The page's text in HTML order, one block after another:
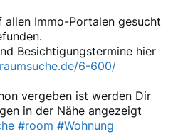
allen Immo-Portalen gesucht
Besichtigungstermine hier
6-600/
vergeben ist werden Dir
in der Nähe angezeigt
#room #Wohnung